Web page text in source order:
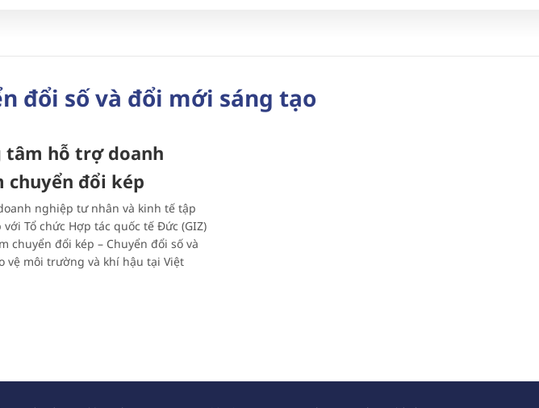
đổi số và đổi mới sáng tạo
tâm hỗ trợ doanh
chuyển đổi kép
nghiệp tư nhân và kinh tế tập
Tổ chức Hợp tác quốc tế Đức (GIZ)
chuyển đổi kép – Chuyển đổi số và
vệ môi trường và khí hậu tại Việt